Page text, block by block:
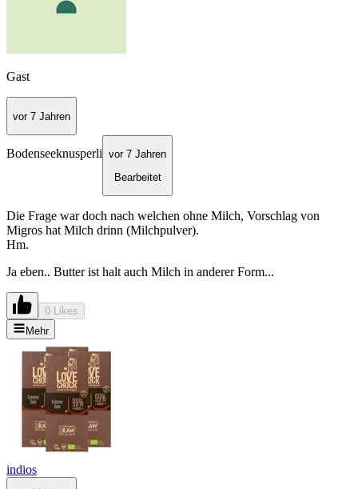
Gast
vor 7 Jahren
Bodenseeknusperli vor 7 Jahren
Bearbeitet
Die Frage war doch nach welchen ohne Milch, Vorschlag von
Migros hat Milch drinn (Milchpulver).
Hm.
Ja eben.. Butter ist halt auch Milch in anderer Form...
0 Likes
Mehr
indios